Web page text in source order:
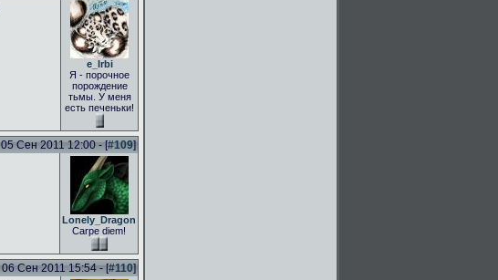
e_Irbi
Я - порочное
порождение
тьмы. У меня
есть печеньки!
05 Сен 2011 12:00 - [#109]
Lonely_Dragon
Carpe diem!
06 Сен 2011 15:54 - [#110]